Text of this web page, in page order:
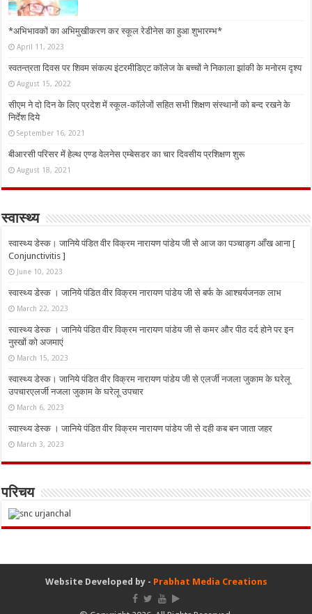
*अभिभावकों का अभिमुखीकरण कर स्कूल रेडीनेस का हुआ शुभारम्भ*
April 11, 2023
स्वतन्त्रता दिवस पर शिवम संकल्प इंटरमीडिएट कॉलेज के बच्चों ने निकाला झांकी के मनोरम दृश्य
August 15, 2022
सीएम ने दो दिन के लिए प्रदेश में स्कूल-कॉलेजों सहित सभी शिक्षण संस्थानों को बन्द रखने के
निर्देश दिये
September 16, 2021
बीआरसी परिसर में हेल्थ एण्ड वेलनेस एम्बेसडर का चार दिवसीय प्रशिक्षण शुरू
August 18, 2021
स्वास्थ्य
स्वास्थ्य डेस्क। जानिये पंडित वीर विक्रम नारायण पांडेय जी से आज का पञ्चाङ्ग आँख आना [
Conjunctivitis ]
June 10, 2023
स्वास्थ्य डेस्क । जानिये पंडित वीर विक्रम नारायण पांडेय जी से बर्फ के आश्चर्यजनक लाभ
March 22, 2023
स्वास्थ्य डेस्क । जानिये पंडित वीर विक्रम नारायण पांडेय जी से कमर और पीठ दर्द होने पर इन
नुस्‍खों को अजमाएं
March 15, 2023
स्वास्थ्य डेस्क। जानिये पंडित वीर विक्रम नारायण पांडेय जी से एलर्जी नजला जुकाम के घरेलू
उपचारएलर्जी नजला जुकाम के घरेलू उपचार
March 6, 2023
स्वास्थ्य डेस्क । जानिये पंडित वीर विक्रम नारायण पांडेय जी से दही कब बन जाता जहर
March 3, 2023
परिचय
Website Developed by - Prabhat Media Creations